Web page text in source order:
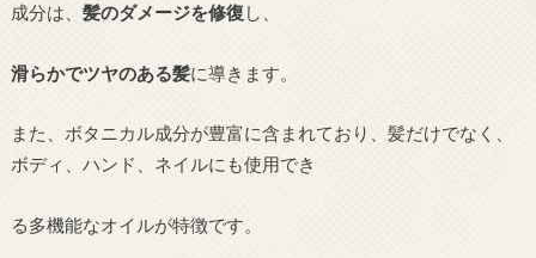
成分は、 髪のダメージを修復 し、
滑らかでツヤのある髪に導きます。
また、ボタニカル成分が豊富に含まれており、髪だけでなく、
ボディ、ハンド、ネイルにも使用でき
る多機能なオイルが特徴です。